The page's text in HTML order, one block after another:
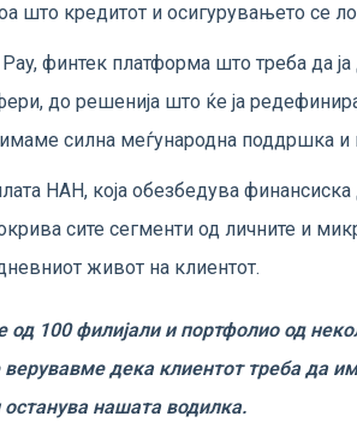
што кредитот и осигурувањето се
финтек платформа што треба да ја
до решенија што ќе ја
силна меѓународна поддршка и
НАН, која обезбедува
сите сегменти од личните и
живот на клиентот.
100 филијали и портфолио од
дека клиентот треба да
нашата водилка.